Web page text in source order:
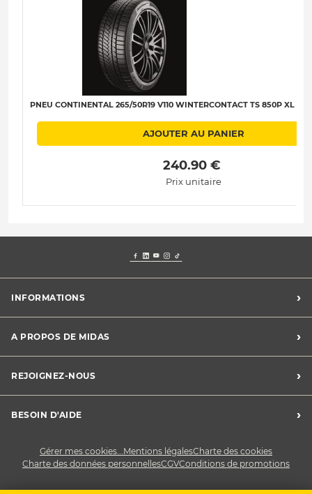
PNEU CONTINENTAL 265/50R19 V110 WINTERCONTACT TS 850P XL
AJOUTER AU PANIER
240.90 €
Prix unitaire
INFORMATIONS ›
Charte des cookies
Charte des données personnelles
CGV
Conditions de promotions
A PROPOS DE MIDAS ›
Midas France
Développement durable
REJOIGNEZ-NOUS ›
Devenez franchisé
BESOIN D'AIDE ›
Gérer mes cookies...Mentions légalesCharte des cookies
Charte des données personnellesCGVConditions de promotions